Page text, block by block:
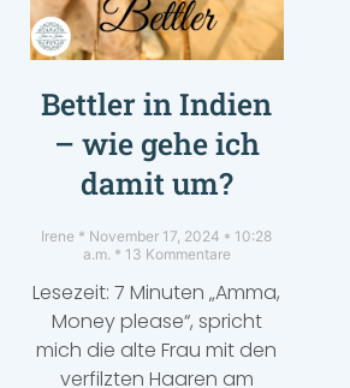
Bettler in Indien
– wie gehe ich
damit um?
Irene November 17, 2024
10:28
a.m.
13 Kommentare
Lesezeit: 7 Minuten „Amma,
Money please“, spricht
mich die alte Frau mit den
verfilzten Haaren am